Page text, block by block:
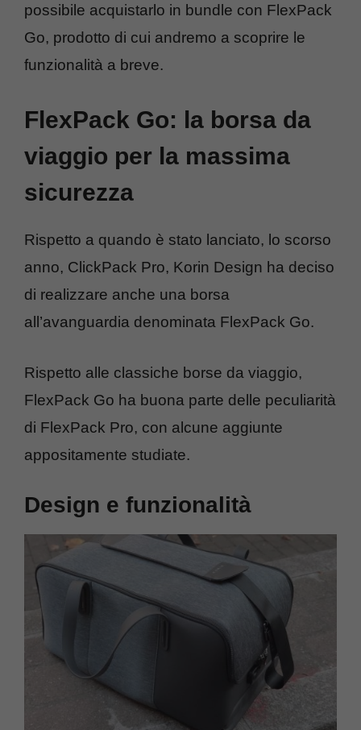
possibile acquistarlo in bundle con FlexPack
Go, prodotto di cui andremo a scoprire le
funzionalità a breve.
FlexPack Go: la borsa da
viaggio per la massima
sicurezza
Rispetto a quando è stato lanciato, lo scorso
anno, ClickPack Pro, Korin Design ha deciso
di realizzare anche una borsa
all’avanguardia denominata FlexPack Go.
Rispetto alle classiche borse da viaggio,
FlexPack Go ha buona parte delle peculiarità
di FlexPack Pro, con alcune aggiunte
appositamente studiate.
Design e funzionalità